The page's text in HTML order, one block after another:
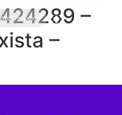
Proposta
–
–